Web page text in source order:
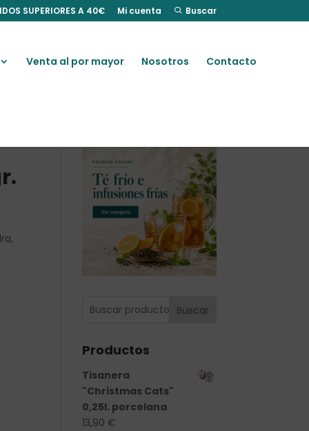
SUPERIORES A 40€ Mi cuenta Buscar
Venta al por mayor Nosotros Contacto
Buscar
Productos
Tisanera
"Christmas Cats"
0,25l. porcelana
13,90 €